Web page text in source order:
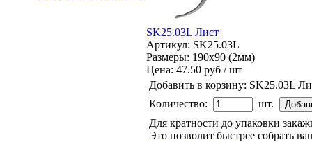
SK25.03L Лист
Артикул: SK25.03L
Размеры: 190x90 (2мм)
Цена: 47.50 руб / шт
Добавить в корзину: SK25.03L
Количество:
шт.
Для кратности до упаковки
Это позволит быстрее собрать